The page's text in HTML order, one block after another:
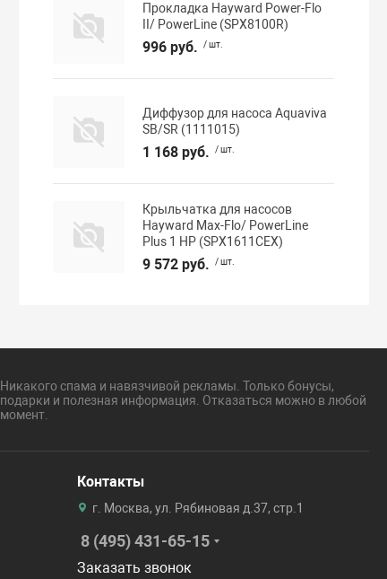
Прокладка Hayward Power-Flo
II/ PowerLine (SPX8100R)
996 руб. / шт.
Диффузор для насоса Aquaviva
SB/SR (1111015)
1 168 руб. / шт.
Крыльчатка для насосов
Hayward Max-Flo/ PowerLine
Plus 1 НР (SPX1611CEX)
9 572 руб. / шт.
Никакого спама и навязчивой рекламы. Только бонусы,
подарки и полезная информация. Отказаться можно в любой
момент.
Контакты
г. Москва, ул. Рябиновая д.37, стр.1
8 (495) 431-65-15
Заказать звонок